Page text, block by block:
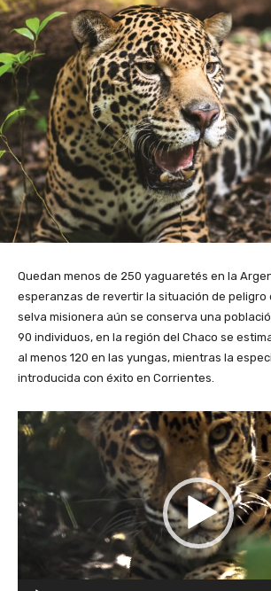
Quedan menos de 250 yaguaretés en la
esperanzas de revertir la situación de peligro
selva misionera aún se conserva una
90 individuos, en la región del Chaco se
al menos 120 en las yungas, mientras la
introducida con éxito en Corrientes.
R
o